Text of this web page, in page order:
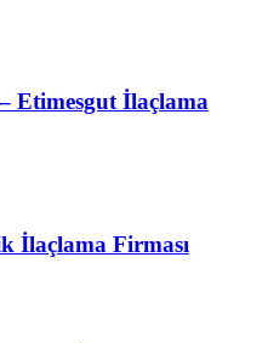
Etimesgut İlaçlama
İlaçlama Firması